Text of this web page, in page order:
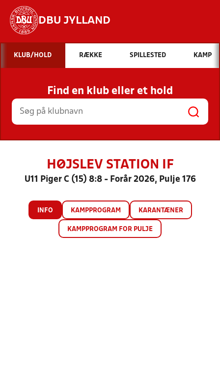
DBU JYLLAND
Hvad vil du søge efter?
INDHOLD OG NYHEDER
STILLINGER, RESULTATER, KLUBBER OG
HOLD
KLUB/HOLD RÆKKE SPILLESTED KAMP
Find en klub eller et hold
HØJSLEV STATION IF
U11 Piger C (15) 8:8 - Forår 2026, Pulje 176
INFO KAMPPROGRAM KARANTÆNER
KAMPPROGRAM FOR PULJE